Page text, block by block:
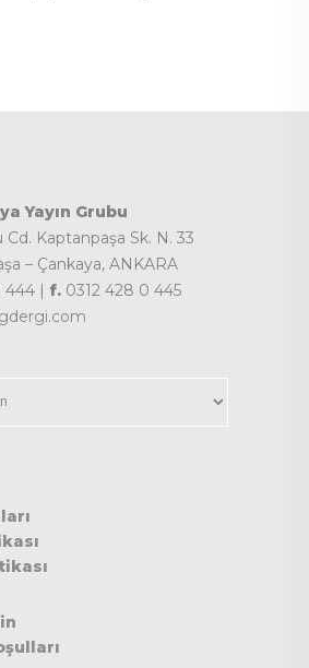
Yayın Grubu
Kaptanpaşa Sk. N. 33
– Çankaya, ANKARA
444 | f. 0312 428 0 445